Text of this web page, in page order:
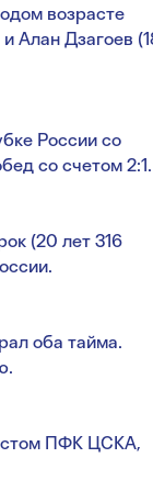
возрасте
Алан Дзагоев
России со
со счетом 2:1.
(20 лет 316
оба тайма.
ПФК ЦСКА,